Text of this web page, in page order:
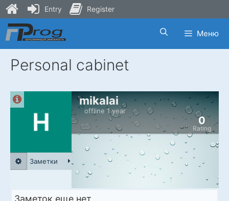
Skip
to
content
Меню
Personal cabinet
mikalai
offline 1 year
Rating
0
Заметки
Заметок еще нет
Entry Register